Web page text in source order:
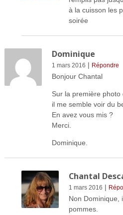
à la cuisson les
soirée
Dominique
1 mars 2016 | Répondre
Bonjour Chantal
Sur la première photo
il me semble voir du
En avez vous mis ?
Merci.
Dominique.
Chantal
1 mars 2016 |
Non Dominique,
pommes.